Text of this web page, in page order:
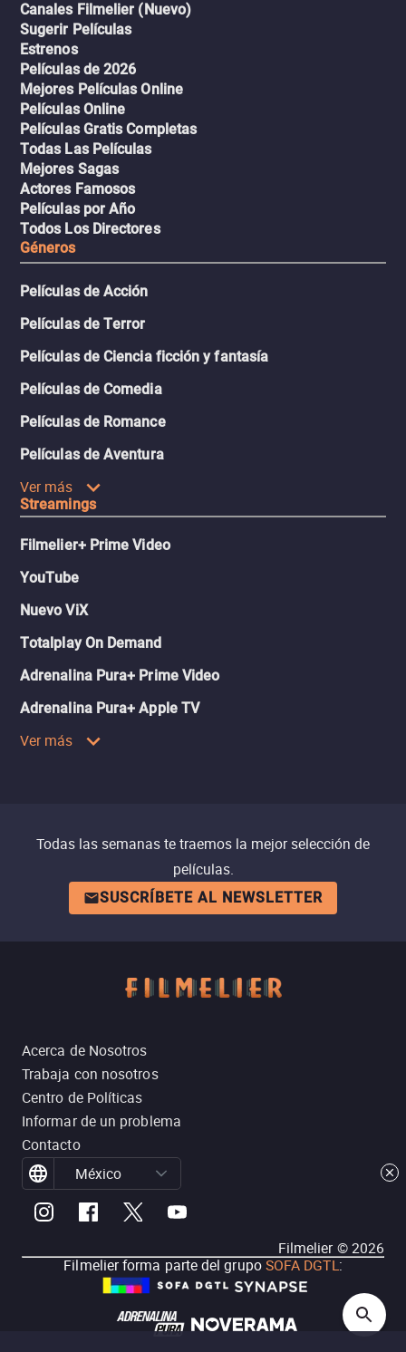
Canales Filmelier (Nuevo)
Sugerir Películas
Estrenos
Películas de 2026
Mejores Películas Online
Películas Online
Películas Gratis Completas
Todas Las Películas
Mejores Sagas
Actores Famosos
Películas por Año
Todos Los Directores
Géneros
Películas de Acción
Películas de Terror
Películas de Ciencia ficción y fantasía
Películas de Comedia
Películas de Romance
Películas de Aventura
Ver más
Streamings
Filmelier+ Prime Video
YouTube
Nuevo ViX
Totalplay On Demand
Adrenalina Pura+ Prime Video
Adrenalina Pura+ Apple TV
Ver más
Todas las semanas te traemos la mejor selección de
películas.
SUSCRÍBETE AL NEWSLETTER
Acerca de Nosotros
Trabaja con nosotros
Centro de Políticas
Informar de un problema
Contacto
México
Filmelier ©2026
Filmelier forma parte del grupoSOFA DGTL: